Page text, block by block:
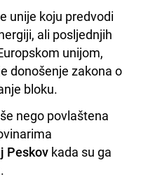
unije koju predvodi
ali posljednjih
unijom,
donošenje zakona o
bloku.
nego povlaštena
Peskov kada su ga